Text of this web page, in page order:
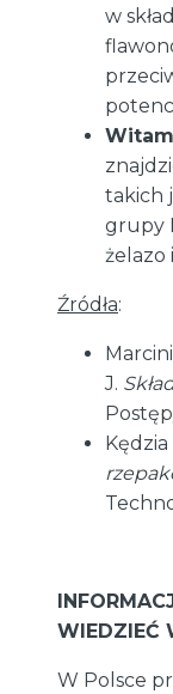
w
takich
grupy
żelazo
Źródła:
J.
Kędzia
WIEDZIEĆ
W Polsce